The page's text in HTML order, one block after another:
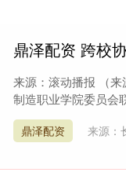
鼎泽配资 跨校
来源：滚动播报 （
制造职业学院委员会
鼎泽配资 来源：